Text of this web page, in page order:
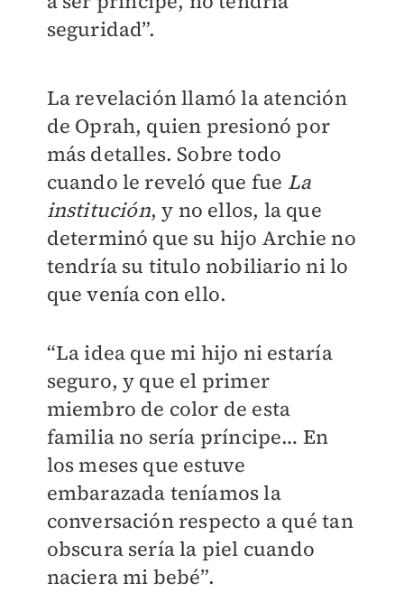
seguridad”.
La revelación llamó la atención
de Oprah, quien presionó por
más detalles. Sobre todo
cuando le reveló que fue La
institución, y no ellos, la que
determinó que su hijo Archie no
tendría su titulo nobiliario ni lo
que venía con ello.
“La idea que mi hijo ni estaría
seguro, y que el primer
miembro de color de esta
familia no sería príncipe… En
los meses que estuve
embarazada teníamos la
conversación respecto a qué tan
obscura sería la piel cuando
naciera mi bebé”.